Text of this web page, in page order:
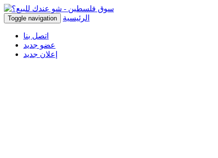
Toggle navigation الرئيسية
اتصل بنا
عضو جديد
إعلان جديد